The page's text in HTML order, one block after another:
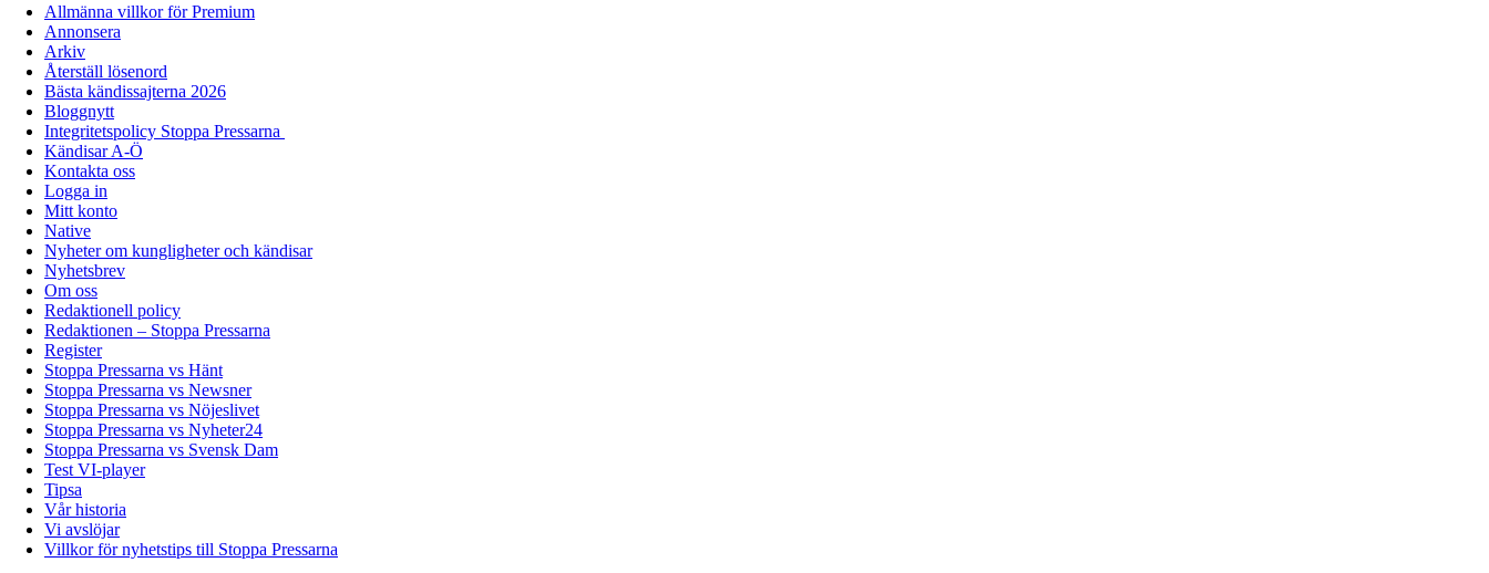
Allmänna villkor för Premium
Annonsera
Arkiv
Återställ lösenord
Bästa kändissajterna 2026
Bloggnytt
Integritetspolicy Stoppa Pressarna
Kändisar A-Ö
Kontakta oss
Logga in
Mitt konto
Native
Nyheter om kungligheter och kändisar
Nyhetsbrev
Om oss
Redaktionell policy
Redaktionen – Stoppa Pressarna
Register
Stoppa Pressarna vs Hänt
Stoppa Pressarna vs Newsner
Stoppa Pressarna vs Nöjeslivet
Stoppa Pressarna vs Nyheter24
Stoppa Pressarna vs Svensk Dam
Test VI-player
Tipsa
Vår historia
Vi avslöjar
Villkor för nyhetstips till Stoppa Pressarna